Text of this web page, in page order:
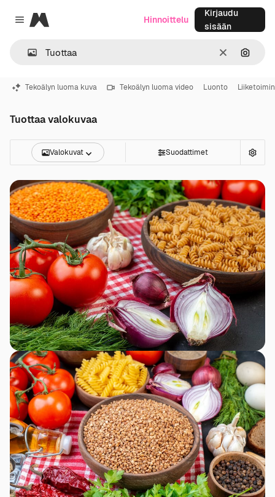
Close menu
Magnific
SelkeäHae
Hinnoittelu
Kirjaudu
sisään
Tekoälyn luoma kuva Tekoälyn luoma video Luonto
Tuottaa valokuvaa
Valokuvat Suodattimet